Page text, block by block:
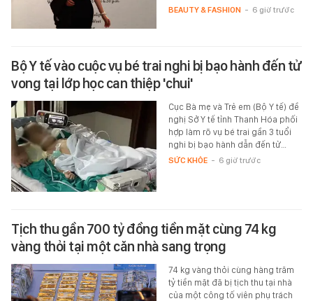
BEAUTY & FASHION - 6 giờ trước
Bộ Y tế vào cuộc vụ bé trai nghi bị bạo hành đến tử
vong tại lớp học can thiệp 'chui'
Cục Bà mẹ và Trẻ em (Bộ Y tế) đề
nghị Sở Y tế tỉnh Thanh Hóa phối
hợp làm rõ vụ bé trai gần 3 tuổi
nghi bị bạo hành dẫn đến tử…
SỨC KHỎE - 6 giờ trước
Tịch thu gần 700 tỷ đồng tiền mặt cùng 74 kg
vàng thỏi tại một căn nhà sang trọng
74 kg vàng thỏi cùng hàng trăm
tỷ tiền mặt đã bị tịch thu tại nhà
của một công tố viên phụ trách